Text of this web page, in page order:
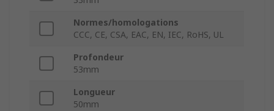
Normes/homologations
CCC, CE, CSA, EAC, EN, IEC, RoHS, UL
Profondeur
53mm
Longueur
50mm